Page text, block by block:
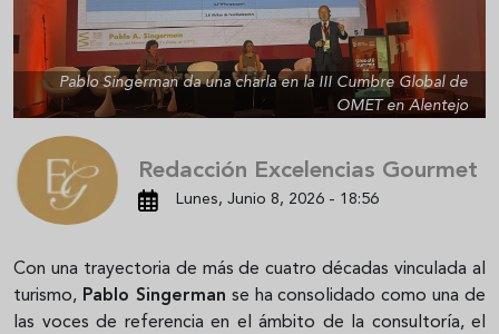
Pablo Singerman da una charla en la III Cumbre Global de
OMET en Alentejo
Redacción Excelencias Gourmet
Lunes, Junio 8, 2026 - 18:56
Con una trayectoria de más de cuatro décadas vinculada al
turismo, Pablo Singerman se ha consolidado como una de
las voces de referencia en el ámbito de la consultoría, el